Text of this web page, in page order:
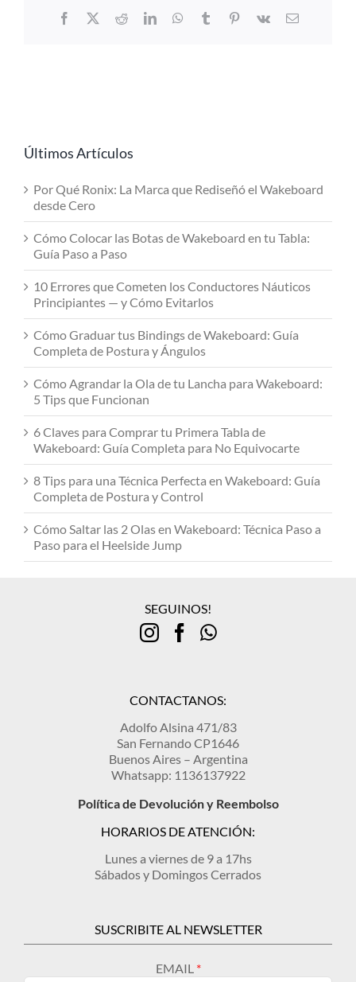
Facebook
X RedditLinkedInWhatsApp
TumblrPinterest
Vk Email
Últimos Artículos
Por Qué Ronix: La Marca que Rediseñó el Wakeboard
desde Cero
Cómo Colocar las Botas de Wakeboard en tu Tabla:
Guía Paso a Paso
10 Errores que Cometen los Conductores Náuticos
Principiantes — y Cómo Evitarlos
Cómo Graduar tus Bindings de Wakeboard: Guía
Completa de Postura y Ángulos
Cómo Agrandar la Ola de tu Lancha para Wakeboard:
5 Tips que Funcionan
6 Claves para Comprar tu Primera Tabla de
Wakeboard: Guía Completa para No Equivocarte
8 Tips para una Técnica Perfecta en Wakeboard: Guía
Completa de Postura y Control
Cómo Saltar las 2 Olas en Wakeboard: Técnica Paso a
Paso para el Heelside Jump
SEGUINOS!
CONTACTANOS:
Adolfo Alsina 471/83
San Fernando CP1646
Buenos Aires – Argentina
Whatsapp: 1136137922
Política de Devolución y Reembolso
HORARIOS DE ATENCIÓN:
Lunes a viernes de 9 a 17hs
Sábados y Domingos Cerrados
SUSCRIBITE AL NEWSLETTER
EMAIL